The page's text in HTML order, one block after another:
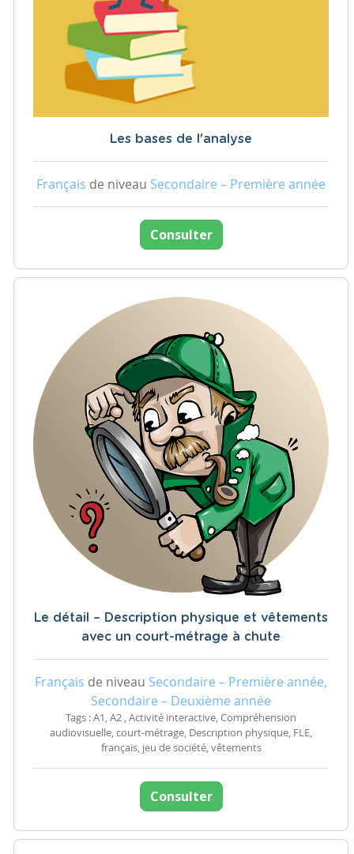
Les bases de l'analyse
Français de niveau Secondaire – Première année
Consulter
Le détail – Description physique et vêtements
avec un court-métrage à chute
Français de niveau Secondaire – Première année,
Secondaire – Deuxième année
Tags : A1, A2 , Activité interactive, Compréhension
audiovisuelle, court-métrage, Description physique, FLE,
français, jeu de société, vêtements
Consulter